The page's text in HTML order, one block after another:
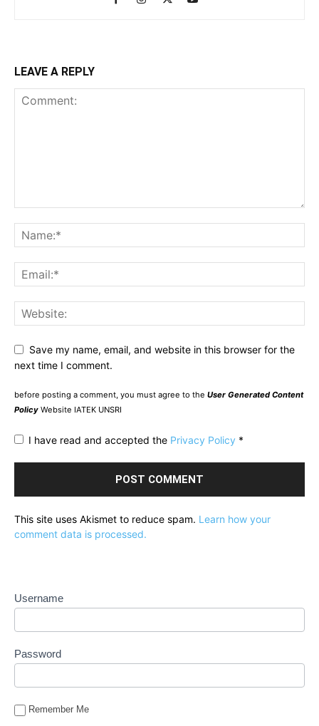
LEAVE A REPLY
Save my name, email, and website in this browser for the
next time I comment.
before posting a comment, you must agree to the User Generated Content
Policy Website IATEK UNSRI
I have read and accepted the Privacy Policy *
This site uses Akismet to reduce spam. Learn how your
comment data is processed.
Username
Password
Remember Me